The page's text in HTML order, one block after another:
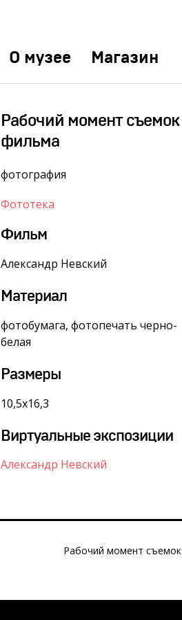
О музее Магазин
Рабочий момент съемок
фильма
фотография
Фототека
Фильм
Александр Невский
Материал
фотобумага, фотопечать черно-
белая
Размеры
10,5х16,3
Виртуальные экспозиции
Александр Невский
Рабочий момент съемок